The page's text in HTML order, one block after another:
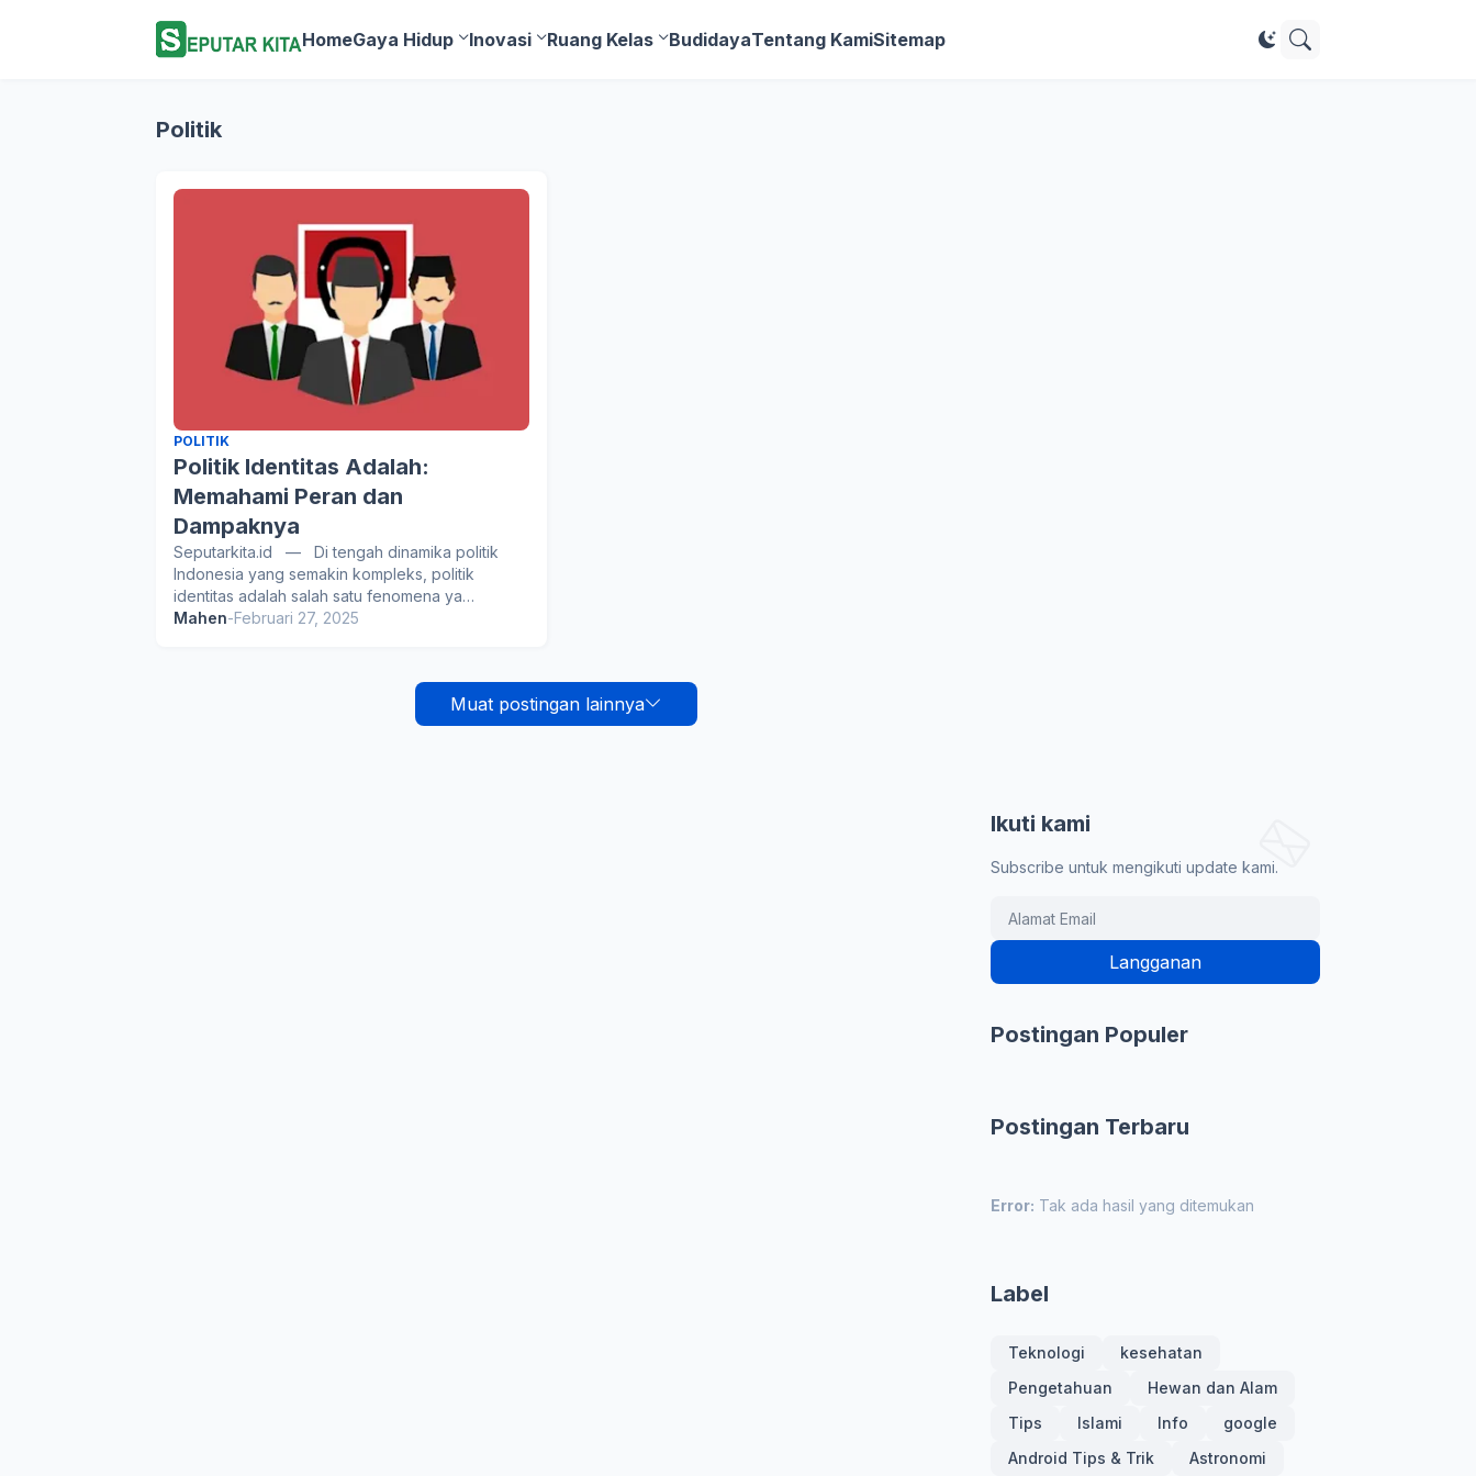
HomeGaya Hidup Inovasi Ruang Kelas BudidayaTentang KamiSitemap
Politik
POLITIK
Politik Identitas Adalah:
Memahami Peran dan
Dampaknya
Seputarkita.id — Di tengah dinamika politik
Indonesia yang semakin kompleks, politik
identitas adalah salah satu fenomena ya…
Mahen-Februari 27, 2025
Muat postingan lainnya
Ikuti kami
Subscribe untuk mengikuti update kami.
Postingan Populer
Postingan Terbaru
Error: Tak ada hasil yang ditemukan
Label
Teknologi
kesehatan
Pengetahuan
Hewan dan Alam
Tips
Islami Info
google
Android Tips & Trik
Astronomi